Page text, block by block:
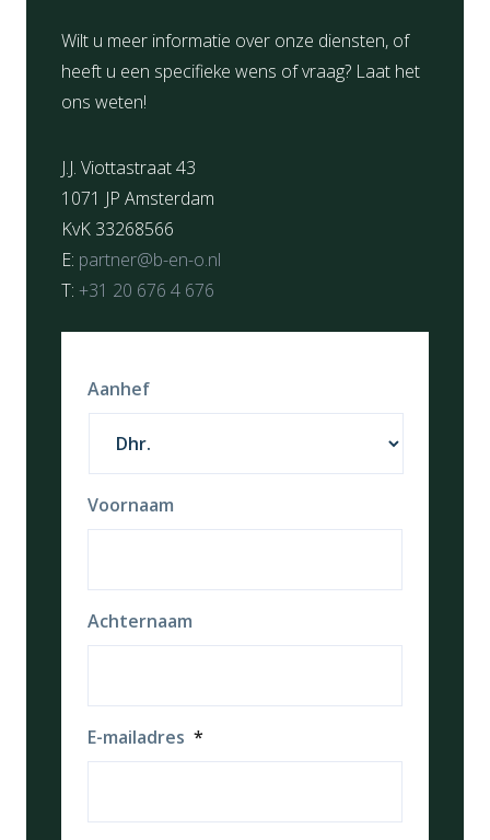
Wilt u meer informatie over onze diensten, of
heeft u een specifieke wens of vraag? Laat het
ons weten!
J.J. Viottastraat 43
1071 JP Amsterdam
KvK 33268566
E: partner@b-en-o.nl
T: +31 20 676 4 676
Aanhef
Voornaam
Achternaam
E-mailadres *